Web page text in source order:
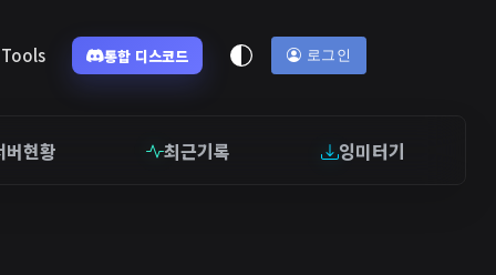
Tools 통합 디스코드 로그인
버현황 최근기록 잉미터기